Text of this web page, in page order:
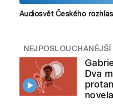
Audiosvět Českého
NEJPOSLOUCHANĚJŠÍ
Dva